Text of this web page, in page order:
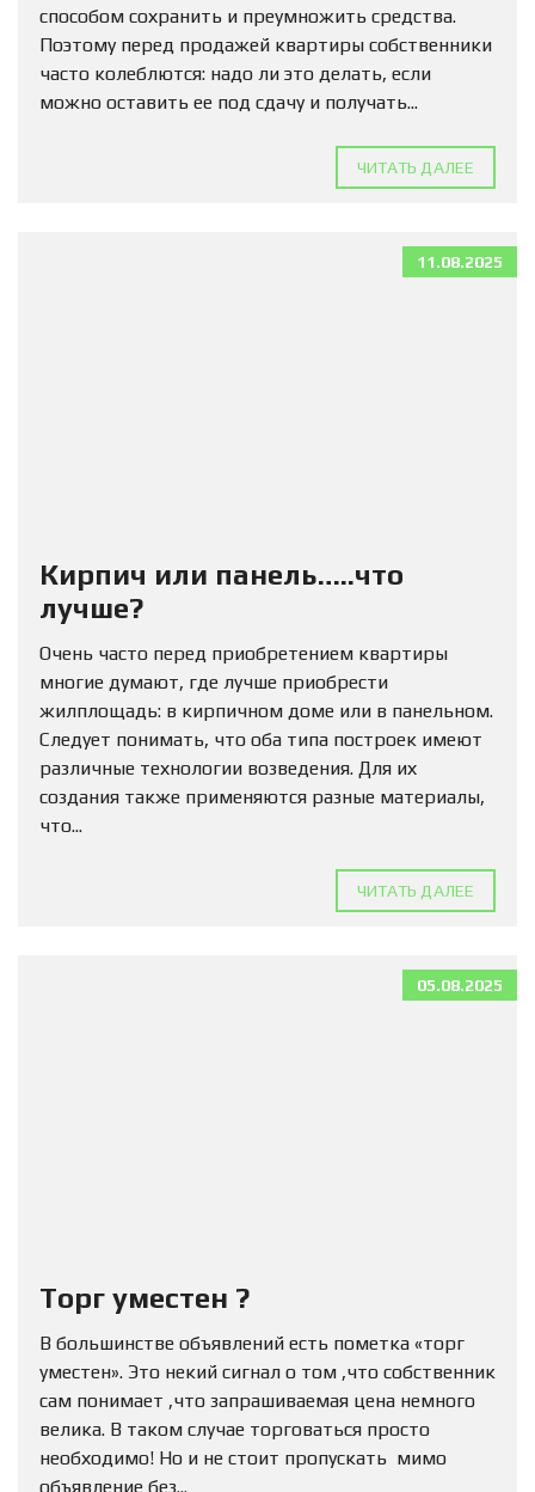
способом сохранить и преумножить средства.
Поэтому перед продажей квартиры собственники
часто колеблются: надо ли это делать, если
можно оставить ее под сдачу и получать...
ЧИТАТЬ ДАЛЕЕ
11.08.2025
Кирпич или панель…..что
лучше?
Очень часто перед приобретением квартиры
многие думают, где лучше приобрести
жилплощадь: в кирпичном доме или в панельном.
Следует понимать, что оба типа построек имеют
различные технологии возведения. Для их
создания также применяются разные материалы,
что...
ЧИТАТЬ ДАЛЕЕ
05.08.2025
Торг уместен ?
В большинстве объявлений есть пометка «торг
уместен». Это некий сигнал о том ,что собственник
сам понимает ,что запрашиваемая цена немного
велика. В таком случае торговаться просто
необходимо! Но и не стоит пропускать мимо
объявление без...